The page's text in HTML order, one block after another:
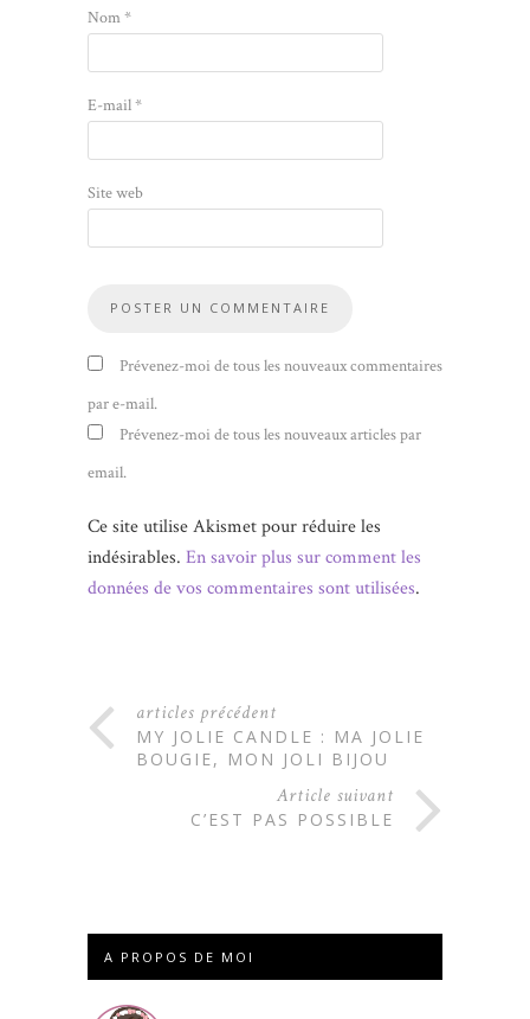
Nom*
E-mail*
Site web
Prévenez-moi de tous les nouveaux commentaires
par e-mail.
Prévenez-moi de tous les nouveaux articles par
email.
Ce site utilise Akismet pour réduire les
indésirables. En savoir plus sur comment les
données de vos commentaires sont utilisées.
articles précédent
MY JOLIE CANDLE : MA JOLIE
BOUGIE, MON JOLI BIJOU
Article suivant
C’EST PAS POSSIBLE
A PROPOS DE MOI